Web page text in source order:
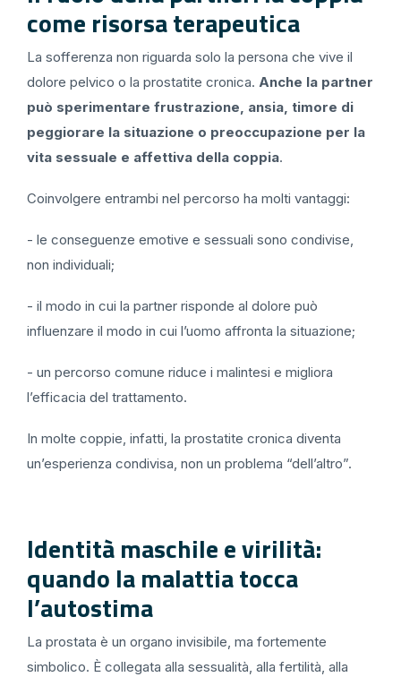
come risorsa terapeutica
La sofferenza non riguarda solo la persona che vive il
dolore pelvico o la prostatite cronica. Anche la partner
può sperimentare frustrazione, ansia, timore di
peggiorare la situazione o preoccupazione per la
vita sessuale e affettiva della coppia.
Coinvolgere entrambi nel percorso ha molti vantaggi:
- le conseguenze emotive e sessuali sono condivise,
non individuali;
- il modo in cui la partner risponde al dolore può
influenzare il modo in cui l’uomo affronta la situazione;
- un percorso comune riduce i malintesi e migliora
l’efficacia del trattamento.
In molte coppie, infatti, la prostatite cronica diventa
un’esperienza condivisa, non un problema “dell’altro”.
Identità maschile e virilità:
quando la malattia tocca
l’autostima
La prostata è un organo invisibile, ma fortemente
simbolico. È collegata alla sessualità, alla fertilità, alla